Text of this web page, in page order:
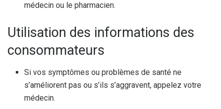
médecin ou le pharmacien.
Utilisation des informations des
consommateurs
Si vos symptômes ou problèmes de santé ne
s’améliorent pas ou s’ils s’aggravent, appelez votre
médecin.